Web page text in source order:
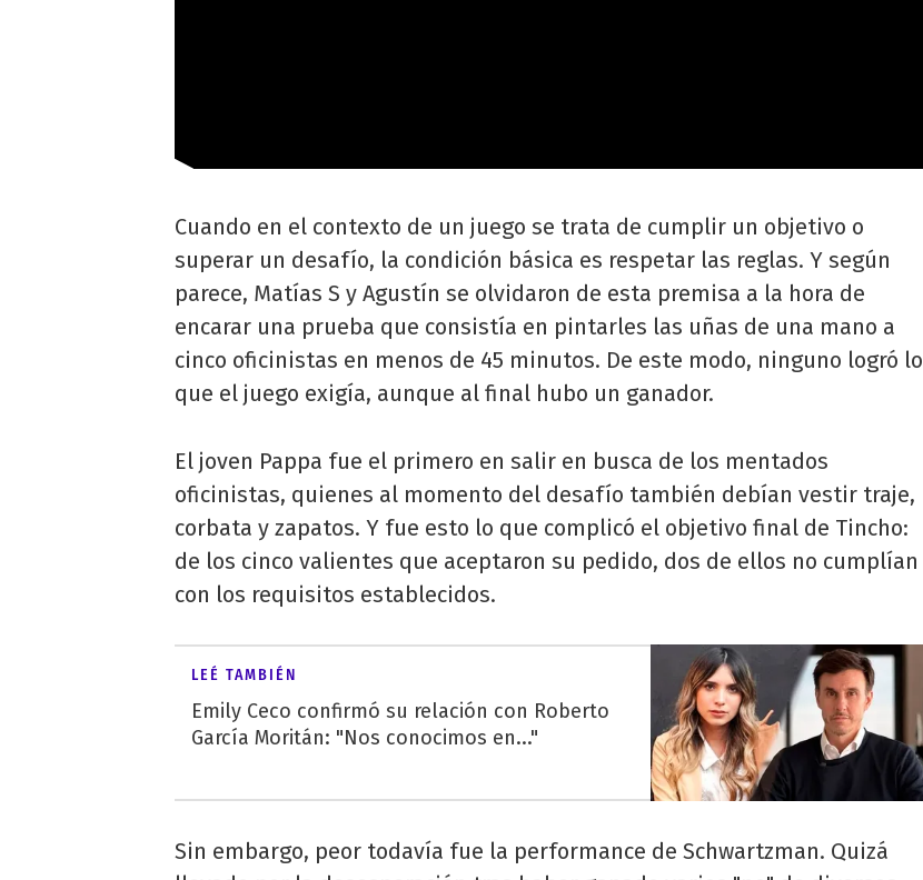
Cuando en el contexto de un juego se trata de cumplir un objetivo o
superar un desafío, la condición básica es respetar las reglas. Y según
parece, Matías S y Agustín se olvidaron de esta premisa a la hora de
encarar una prueba que consistía en pintarles las uñas de una mano a
cinco oficinistas en menos de 45 minutos. De este modo, ninguno logró lo
que el juego exigía, aunque al final hubo un ganador.
El joven Pappa fue el primero en salir en busca de los mentados
oficinistas, quienes al momento del desafío también debían vestir traje,
corbata y zapatos. Y fue esto lo que complicó el objetivo final de Tincho:
de los cinco valientes que aceptaron su pedido, dos de ellos no cumplían
con los requisitos establecidos.
LEÉ TAMBIÉN
Emily Ceco confirmó su relación con Roberto
García Moritán: "Nos conocimos en..."
Sin embargo, peor todavía fue la performance de Schwartzman. Quizá